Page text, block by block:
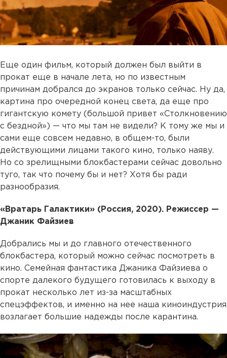
Еще один фильм, который должен был выйти в
прокат еще в начале лета, но по известным
причинам добрался до экранов только сейчас. Ну да,
картина про очередной конец света, да еще про
гигантскую комету (большой привет «Столкновению
с бездной») — что мы там не видели? К тому же мы и
сами еще совсем недавно, в общем-то, были
действующими лицами такого кино, только наяву.
Но со зрелищными блокбастерами сейчас довольно
туго, так что почему бы и нет? Хотя бы ради
разнообразия.
«Вратарь Галактики» (Россия, 2020). Режиссер —
Джаник Файзиев
Добрались мы и до главного отечественного
блокбастера, который можно сейчас посмотреть в
кино. Семейная фантастика Джаника Файзиева о
спорте далекого будущего готовилась к выходу в
прокат несколько лет из-за масштабных
спецэффектов, и именно на нее наша киноиндустрия
возлагает большие надежды после карантина.